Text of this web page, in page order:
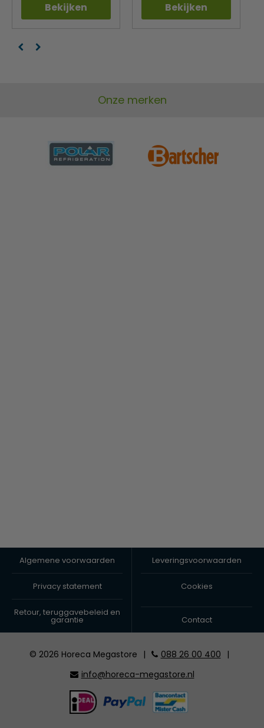
Bekijken Bekijken
Onze merken
Algemene voorwaarden Leveringsvoorwaarden
Privacy statement Cookies
Retour, teruggavebeleid en
garantie Contact
© 2026 Horeca Megastore | 088 26 00 400
|
info@horeca-megastore.nl